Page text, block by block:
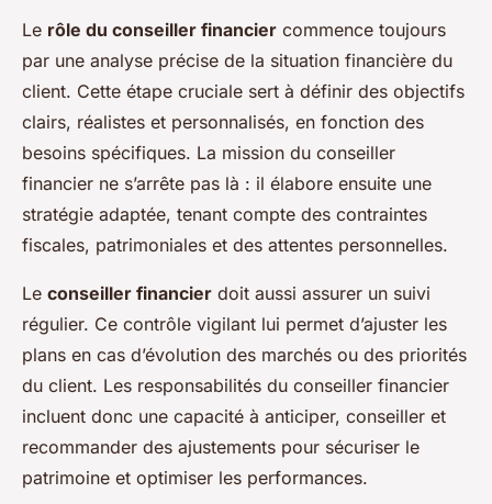
Le rôle du conseiller financier commence toujours
par une analyse précise de la situation financière du
client. Cette étape cruciale sert à définir des objectifs
clairs, réalistes et personnalisés, en fonction des
besoins spécifiques. La mission du conseiller
financier ne s’arrête pas là : il élabore ensuite une
stratégie adaptée, tenant compte des contraintes
fiscales, patrimoniales et des attentes personnelles.
Le conseiller financier doit aussi assurer un suivi
régulier. Ce contrôle vigilant lui permet d’ajuster les
plans en cas d’évolution des marchés ou des priorités
du client. Les responsabilités du conseiller financier
incluent donc une capacité à anticiper, conseiller et
recommander des ajustements pour sécuriser le
patrimoine et optimiser les performances.